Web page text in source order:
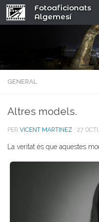
Fotoaficionats
Algemesí
GENERAL
Altres models.
PER VICENT MARTINEZ · 27
La veritat és que aquestes